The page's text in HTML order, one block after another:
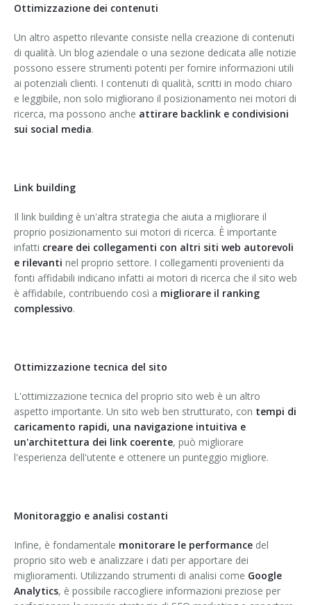
Ottimizzazione dei contenuti
Un altro aspetto rilevante consiste nella creazione di contenuti
di qualità. Un blog aziendale o una sezione dedicata alle notizie
possono essere strumenti potenti per fornire informazioni utili
ai potenziali clienti. I contenuti di qualità, scritti in modo chiaro
e leggibile, non solo migliorano il posizionamento nei motori di
ricerca, ma possono anche attirare backlink e condivisioni
sui social media.
Link building
Il link building è un'altra strategia che aiuta a migliorare il
proprio posizionamento sui motori di ricerca. È importante
infatti creare dei collegamenti con altri siti web autorevoli
e rilevanti nel proprio settore. I collegamenti provenienti da
fonti affidabili indicano infatti ai motori di ricerca che il sito web
è affidabile, contribuendo così a migliorare il ranking
complessivo.
Ottimizzazione tecnica del sito
L'ottimizzazione tecnica del proprio sito web è un altro
aspetto importante. Un sito web ben strutturato, con tempi di
caricamento rapidi, una navigazione intuitiva e
un'architettura dei link coerente, può migliorare
l'esperienza dell'utente e ottenere un punteggio migliore.
Monitoraggio e analisi costanti
Infine, è fondamentale monitorare le performance del
proprio sito web e analizzare i dati per apportare dei
miglioramenti. Utilizzando strumenti di analisi come Google
Analytics, è possibile raccogliere informazioni preziose per